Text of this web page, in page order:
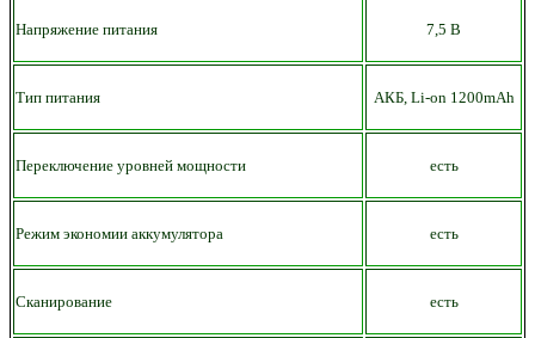
Напряжение питания 7,5 В
Тип питания АКБ, Li-on1200mAh
Переключение уровней мощности есть
Режим экономии аккумулятора есть
Сканирование есть